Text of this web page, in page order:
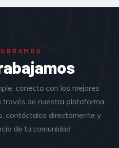
conecta con los mejores
de nuestra plataforma.
contáctalos directamente y
de tu comunidad